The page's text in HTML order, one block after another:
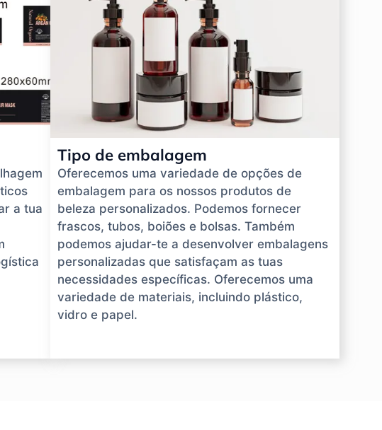
a tua
Tipo de embalagem
Oferecemos uma variedade de opções de
embalagem para os nossos produtos de
beleza personalizados. Podemos fornecer
frascos, tubos, boiões e bolsas. Também
podemos ajudar-te a desenvolver embalagens
personalizadas que satisfaçam as tuas
necessidades específicas. Oferecemos uma
variedade de materiais, incluindo plástico,
vidro e papel.